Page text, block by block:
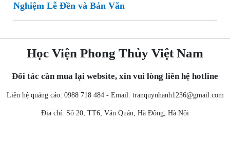
Nghiệm Lễ Đền và Bản Văn
Học Viện Phong Thủy Việt Nam
Đối tác cần mua lại website, xin vui lòng liên hệ hotline
Liên hệ quảng cáo: 0988 718 484 - Email: tranquynhanh1236@gmail.com
Địa chỉ: Số 20, TT6, Văn Quán, Hà Đông, Hà Nội